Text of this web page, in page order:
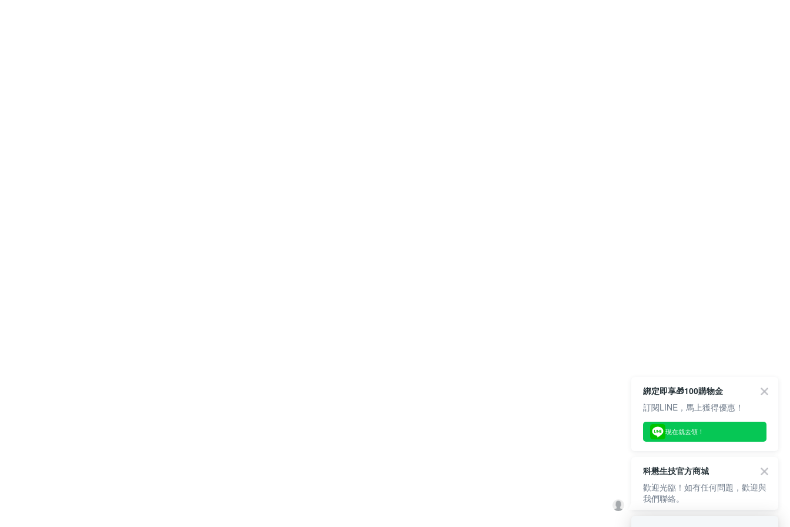
綁定即享🎁100購物金
訂閱LINE，馬上獲得優惠！
現在就去領！
科懋生技官方商城
歡迎光臨！如有任何問題，歡迎與
我們聯絡。